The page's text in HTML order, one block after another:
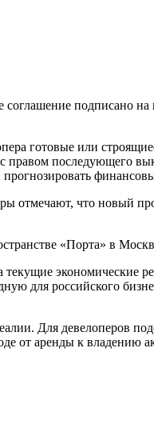
соглашение подписано
готовые или
правом последующего
что новый
«Порта» в
экономические
для российского
Для девелоперов
от аренды к владению